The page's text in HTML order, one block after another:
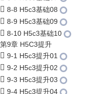
8-8 H5c3基础08
8-9 H5c3基础09
8-10 H5c3基础10
第9章 H5C3提升
9-1 H5c3提升01
9-2 H5c3提升02
9-3 H5c3提升03
9-4 H5c3提升04